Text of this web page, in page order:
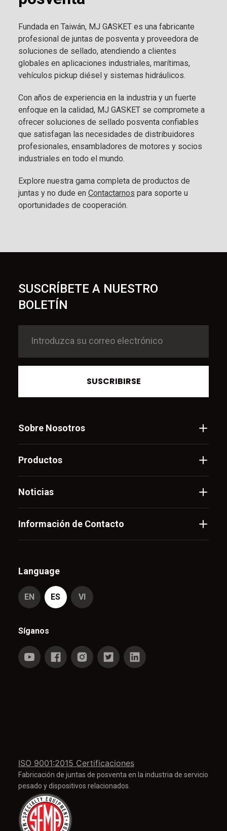
Fundada en Taiwán, MJ GASKET es una fabricante
profesional de juntas de posventa y proveedora de
soluciones de sellado, atendiendo a clientes
globales en aplicaciones industriales, marítimas,
vehículos pickup diésel y sistemas hidráulicos.
Con años de experiencia en la industria y un fuerte
enfoque en la calidad, MJ GASKET se compromete a
ofrecer soluciones de sellado posventa confiables
que satisfagan las necesidades de distribuidores
profesionales, ensambladores de motores y socios
industriales en todo el mundo.
Explore nuestra gama completa de productos de
juntas y no dude en Contactarnos para soporte u
oportunidades de cooperación.
SUSCRÍBETE A NUESTRO
BOLETÍN
SUSCRIBIRSE
Sobre Nosotros
Productos
Noticias
Información de Contacto
ISO 9001:2015 Certificaciones
Fabricación de juntas de posventa en la industria de servicio
pesado y dispositivos relacionados.
Language
EN ES VI
Síganos